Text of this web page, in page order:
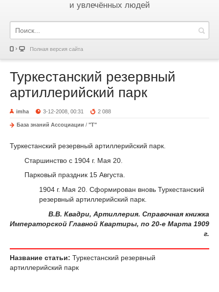
и увлечённых людей
Полная версия сайта
Туркестанский резервный
артиллерийский парк
imha 3-12-2008, 00:31 2 088
База знаний Ассоциации / "Т"
Туркестанский резервный артиллерийский парк.
Старшинство с 1904 г. Мая 20.
Парковый праздник 15 Августа.
1904 г. Мая 20. Сформирован вновь Туркестанский
резервный артиллерийский парк.
В.В. Квадри, Артиллерия. Справочная книжка
Императорской Главной Квартиры, по 20-е Марта 1909
г.
Название статьи: Туркестанский резервный
артиллерийский парк